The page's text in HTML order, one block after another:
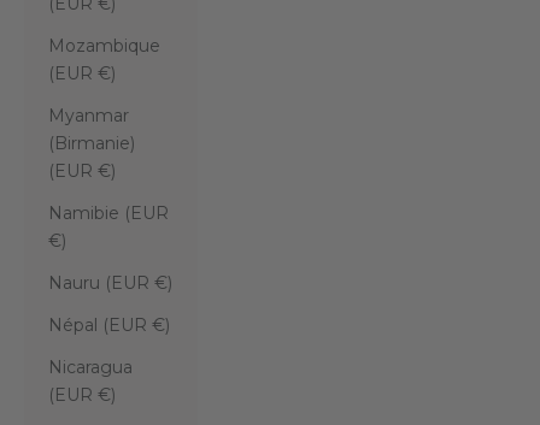
Mozambique
(EUR €)
Myanmar
(Birmanie)
(EUR €)
Namibie (EUR
€)
Nauru (EUR €)
Népal (EUR €)
Nicaragua
(EUR €)